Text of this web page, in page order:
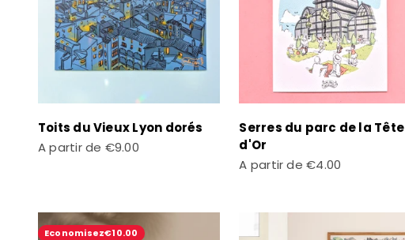
Toits du Vieux Lyon dorés
Prix de vente
A partir de €9.00
Serres du parc de la Tête
d'Or
Prix de vente
A partir de€4.00
Economisez€10.00